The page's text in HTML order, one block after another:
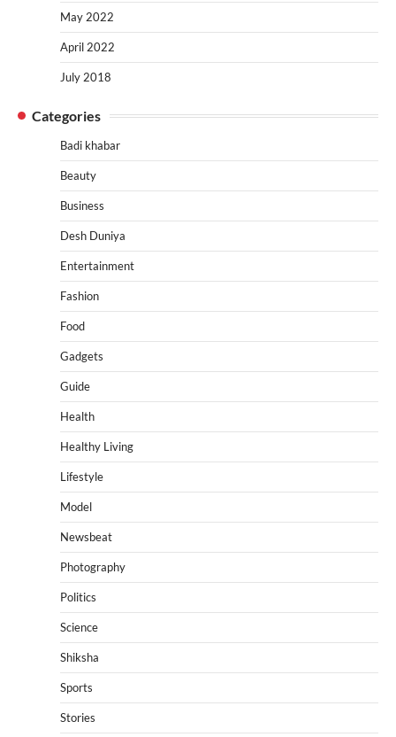
May 2022
April 2022
July 2018
Categories
Badi khabar
Beauty
Business
Desh Duniya
Entertainment
Fashion
Food
Gadgets
Guide
Health
Healthy Living
Lifestyle
Model
Newsbeat
Photography
Politics
Science
Shiksha
Sports
Stories